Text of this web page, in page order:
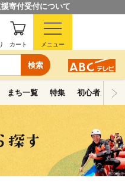
寄付受付について
検索
カート メニュー
まち一覧 特集 初心者ガイド